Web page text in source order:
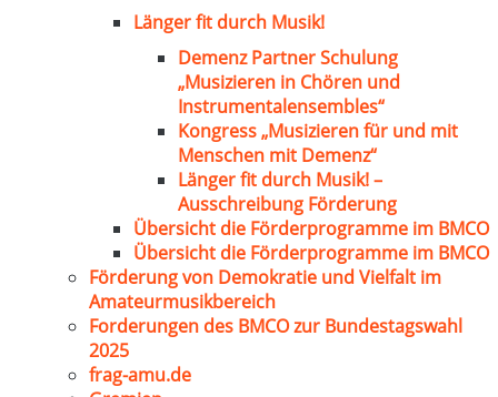
Länger fit durch Musik!
Demenz Partner Schulung
„Musizieren in Chören und
Instrumentalensembles“
Kongress „Musizieren für und mit
Menschen mit Demenz“
Länger fit durch Musik! –
Ausschreibung Förderung
Übersicht die Förderprogramme im BMCO
Übersicht die Förderprogramme im BMCO
Förderung von Demokratie und Vielfalt im
Amateurmusikbereich
Forderungen des BMCO zur Bundestagswahl
2025
frag-amu.de